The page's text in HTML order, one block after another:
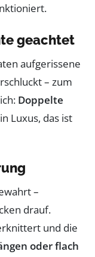
geachtet
aufgerissene
– zum
Doppelte
Luxus, das ist
–
drauf.
und die
oder flach